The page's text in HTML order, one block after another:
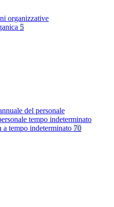
organizzative
5
del personale
tempo indeterminato
a tempo indeterminato 70